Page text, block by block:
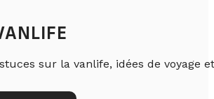
sur la vanlife, idées de voyage